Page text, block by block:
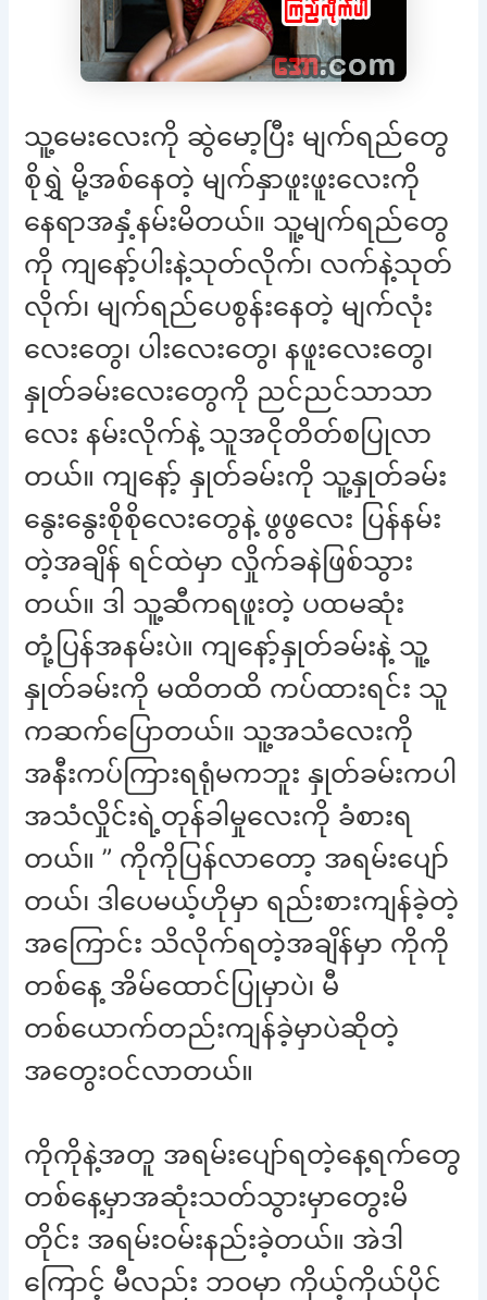
သူ့မေးလေးကို ဆွဲမော့ပြီး မျက်ရည်တွေ
စိုရွှဲ မို့အစ်နေတဲ့ မျက်နှာဖူးဖူးလေးကို
နေရာအနှံ့နမ်းမိတယ်။ သူ့မျက်ရည်တွေ
ကို ကျနော့်ပါးနဲ့သုတ်လိုက်၊ လက်နဲ့သုတ်
လိုက်၊ မျက်ရည်ပေစွန်းနေတဲ့ မျက်လုံး
လေးတွေ၊ ပါးလေးတွေ၊ နဖူးလေးတွေ၊
နှုတ်ခမ်းလေးတွေကို ညင်ညင်သာသာ
လေး နမ်းလိုက်နဲ့ သူအငိုတိတ်စပြုလာ
တယ်။ ကျနော့် နှုတ်ခမ်းကို သူ့နှုတ်ခမ်း
နွေးနွေးစိုစိုလေးတွေနဲ့ ဖွဖွလေး ပြန်နမ်း
တဲ့အချိန် ရင်ထဲမှာ လှိုက်ခနဲဖြစ်သွား
တယ်။ ဒါ သူ့ဆီကရဖူးတဲ့ ပထမဆုံး
တုံ့ပြန်အနမ်းပဲ။ ကျနော့်နှုတ်ခမ်းနဲ့ သူ့
နှုတ်ခမ်းကို မထိတထိ ကပ်ထားရင်း သူ
ကဆက်ပြောတယ်။ သူ့အသံလေးကို
အနီးကပ်ကြားရရုံမကဘူး နှုတ်ခမ်းကပါ
အသံလှိုင်းရဲ့တုန်ခါမှုလေးကို ခံစားရ
တယ်။ ” ကိုကိုပြန်လာတော့ အရမ်းပျော်
တယ်၊ ဒါပေမယ့်ဟိုမှာ ရည်းစားကျန်ခဲ့တဲ့
အကြောင်း သိလိုက်ရတဲ့အချိန်မှာ ကိုကို
တစ်နေ့ အိမ်ထောင်ပြုမှာပဲ၊ မီ
တစ်ယောက်တည်းကျန်ခဲ့မှာပဲဆိုတဲ့
အတွေးဝင်လာတယ်။
ကိုကိုနဲ့အတူ အရမ်းပျော်ရတဲ့နေ့ရက်တွေ
တစ်နေ့မှာအဆုံးသတ်သွားမှာတွေးမိ
တိုင်း အရမ်းဝမ်းနည်းခဲ့တယ်။ အဲဒါ
ကြောင့် မီလည်း ဘဝမှာ ကိုယ့်ကိုယ်ပိုင်